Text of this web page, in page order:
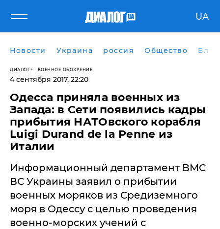
UA
Новости Украина россия Общество
ДИАЛОГ ВОЕННОЕ ОБОЗРЕНИЕ
4 сентября 2017, 22:20
Одесса приняла военных из
Запада: в Сети появились кадры
прибытия НАТОвского корабля
Luigi Durand de la Penne из
Италии
Информационный департамент ВМС
ВС Украины заявил о прибытии
военных моряков из Средиземного
моря в Одессу с целью проведения
военно-морских учений с